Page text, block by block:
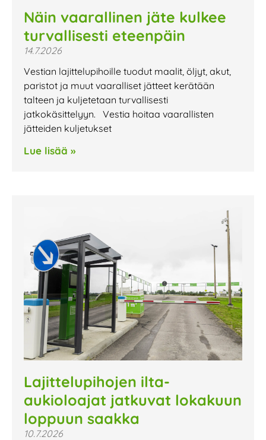
Näin vaarallinen jäte kulkee
turvallisesti eteenpäin
14.7.2026
Vestian lajittelupihoille tuodut maalit, öljyt, akut,
paristot ja muut vaaralliset jätteet kerätään
talteen ja kuljetetaan turvallisesti
jatkokäsittelyyn. Vestia hoitaa vaarallisten
jätteiden kuljetukset
Lue lisää »
Lajittelupihojen ilta-
aukioloajat jatkuvat lokakuun
loppuun saakka
10.7.2026